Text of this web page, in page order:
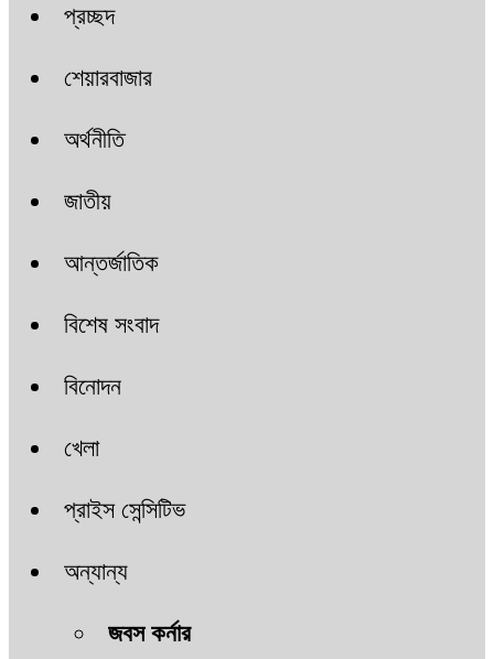
প্রচ্ছদ
শেয়ারবাজার
অর্থনীতি
জাতীয়
আন্তর্জাতিক
বিশেষ সংবাদ
বিনোদন
খেলা
প্রাইস সেন্সিটিভ
অন্যান্য
জবস কর্নার